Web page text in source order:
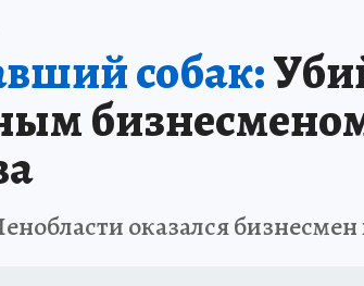
БЛОКАДА
собак:
оказался